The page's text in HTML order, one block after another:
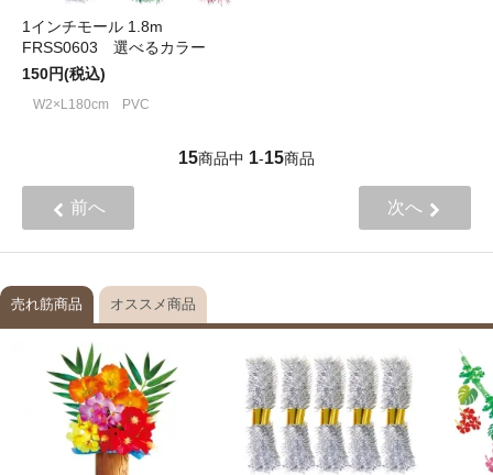
1インチモール 1.8m
FRSS0603 選べるカラー
150円(税込)
W2×L180cm PVC
15商品中 1-15商品
前へ 次へ
売れ筋商品 オススメ商品